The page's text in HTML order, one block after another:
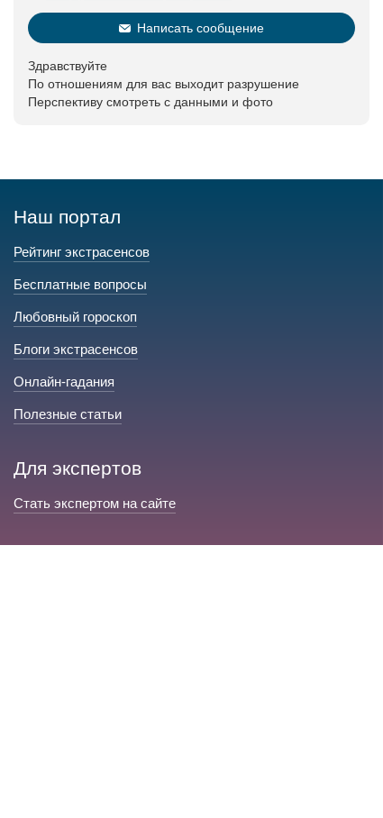
Написать сообщение
Здравствуйте
По отношениям для вас выходит разрушение
Перспективу смотреть с данными и фото
Наш портал
Рейтинг экстрасенсов
Бесплатные вопросы
Любовный гороскоп
Блоги экстрасенсов
Онлайн-гадания
Полезные статьи
Для экспертов
Стать экспертом на сайте